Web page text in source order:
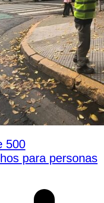
500
para personas